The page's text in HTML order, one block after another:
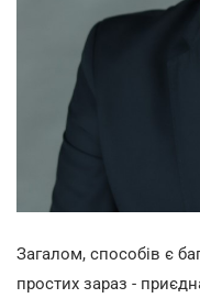
Загалом, способів є
простих зараз -